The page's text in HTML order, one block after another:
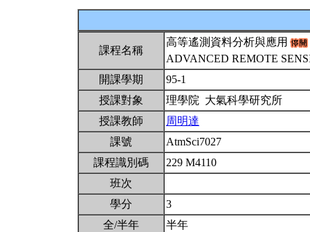
課程名稱
高等遙測資料分析與應用
ADVANCED REMOTE
開課學期
95-1
授課對象
理學院 大氣科學研究所
授課教師
周明達
課號
AtmSci7027
課程識別碼
229 M4110
班次
學分
3
全/半年
半年